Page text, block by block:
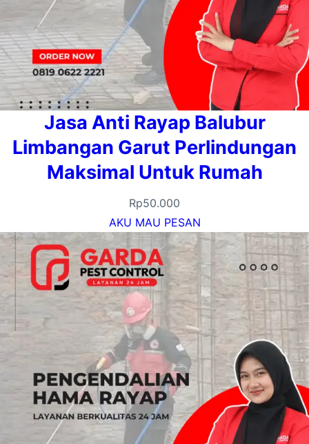
Jasa Anti Rayap Balubur
Limbangan Garut Perlindungan
Maksimal Untuk Rumah
Rp50.000
AKU MAU PESAN